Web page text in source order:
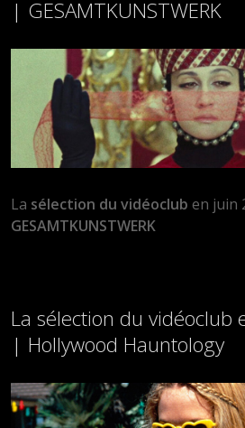
| GESAMTKUNSTWERK
La sélection du vidéoclub en juin
GESAMTKUNSTWERK
La sélection du vidéoclub
| Hollywood Hauntology